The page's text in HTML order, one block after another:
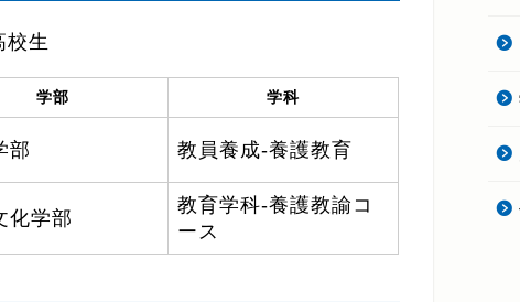
学部 学科
部 教員養成‐養護教育
化学部
教育学科-養護教諭コ
ース